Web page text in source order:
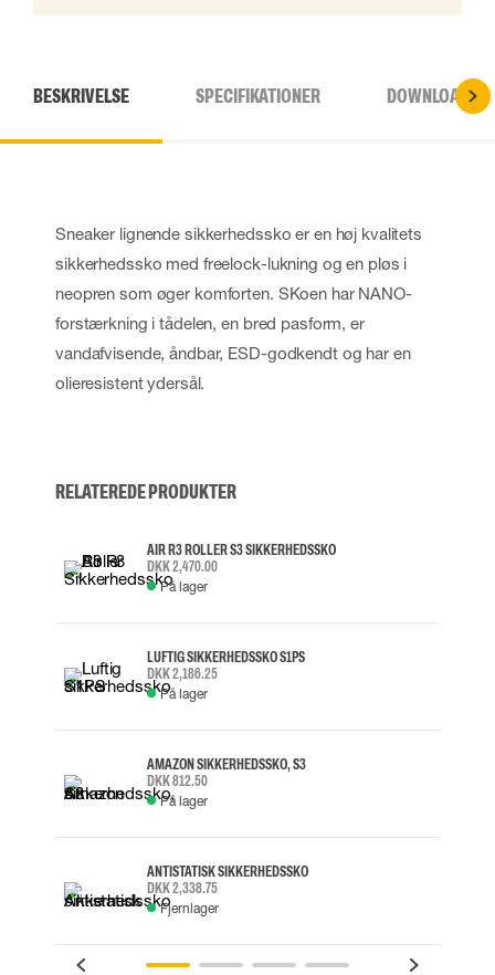
BESKRIVELSE SPECIFIKATIONER DOWNLOADS
Sneaker lignende sikkerhedssko er en høj kvalitets
sikkerhedssko med freelock-lukning og en pløs i
neopren som øger komforten. SKoen har NANO-
forstærkning i tådelen, en bred pasform, er
vandafvisende, åndbar, ESD-godkendt og har en
olieresistent ydersål.
RELATEREDE PRODUKTER
AIR R3 ROLLER S3 SIKKERHEDSSKO
DKK 2,470.00
På lager
LUFTIG SIKKERHEDSSKO S1PS
DKK 2,186.25
På lager
AMAZON SIKKERHEDSSKO, S3
DKK 812.50
På lager
ANTISTATISK SIKKERHEDSSKO
DKK 2,338.75
Fjernlager